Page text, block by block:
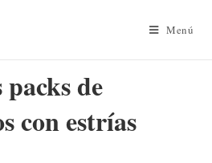
Menú
de
con estrías